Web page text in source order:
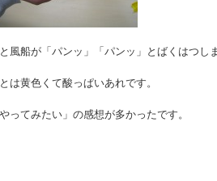
風船が「パンッ」「パンッ」とばくはつし
は黄色くて酸っぱいあれです。
てみたい」の感想が多かったです。